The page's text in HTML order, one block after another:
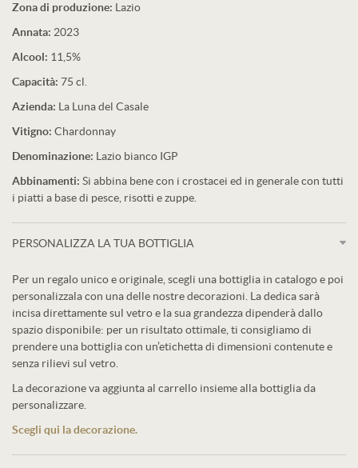
Zona di produzione: Lazio
Annata: 2023
Alcool: 11,5%
Capacità: 75 cl.
Azienda: La Luna del Casale
Vitigno: Chardonnay
Denominazione: Lazio bianco IGP
Abbinamenti: Si abbina bene con i crostacei ed in generale con tutti
i piatti a base di pesce, risotti e zuppe.
PERSONALIZZA LA TUA BOTTIGLIA
Per un regalo unico e originale, scegli una bottiglia in catalogo e poi
personalizzala con una delle nostre decorazioni. La dedica sarà
incisa direttamente sul vetro e la sua grandezza dipenderà dallo
spazio disponibile: per un risultato ottimale, ti consigliamo di
prendere una bottiglia con un’etichetta di dimensioni contenute e
senza rilievi sul vetro.
La decorazione va aggiunta al carrello insieme alla bottiglia da
personalizzare.
Scegli qui la decorazione.